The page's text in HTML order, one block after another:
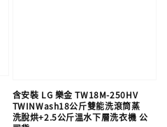
含安裝 LG 樂金 TW18M-250HV
TWINWash18公斤雙能洗滾筒蒸
洗脫烘+2.5公斤溫水下層洗衣機 公